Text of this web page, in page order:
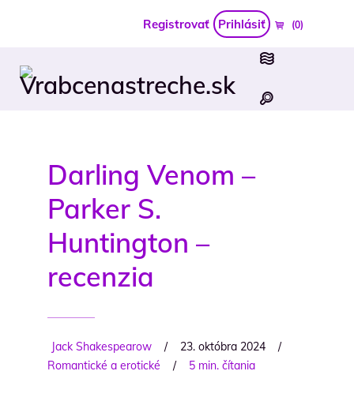
Registrovať Prihlásiť (0)
Darling Venom –
Parker S.
Huntington –
recenzia
Jack Shakespearow / 23. októbra 2024
/
Romantické a erotické
/ 5 min. čítania